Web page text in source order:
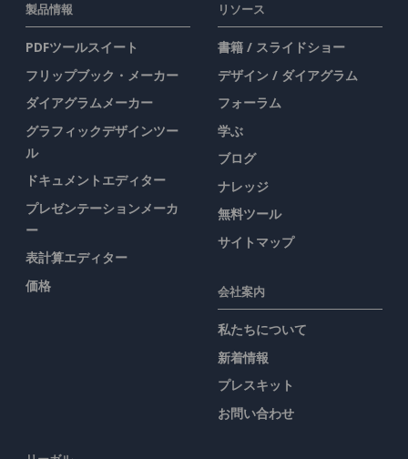
製品情報
PDFツールスイート
フリップブック・メーカー
ダイアグラムメーカー
グラフィックデザインツー
ル
ドキュメントエディター
プレゼンテーションメーカ
ー
表計算エディター
価格
リソース
書籍 / スライドショー
デザイン / ダイアグラム
フォーラム
学ぶ
ブログ
ナレッジ
無料ツール
サイトマップ
会社案内
私たちについて
新着情報
プレスキット
お問い合わせ